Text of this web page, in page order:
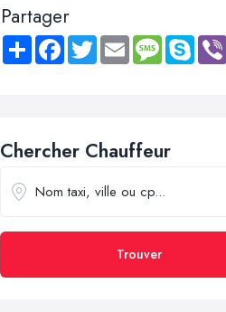
Partager
Share FacebookTwitter Email MessageSkype
Chercher Chauffeur
Trouver